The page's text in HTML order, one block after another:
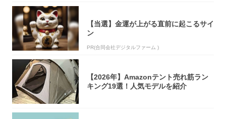
【当選】金運が上がる直前に起こるサイ
ン
PR(合同会社デジタルファーム )
【2026年】Amazonテント売れ筋ラン
キング19選！人気モデルを紹介